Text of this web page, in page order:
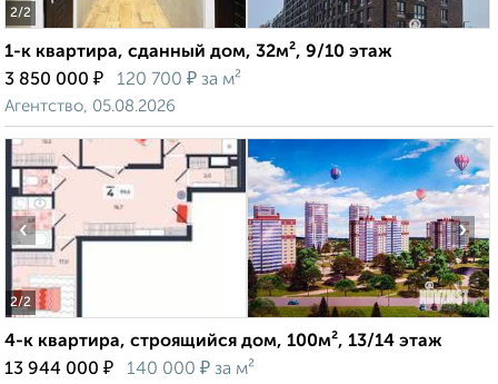
2/2
1-к квартира, сданный дом, 32м², 9/10 этаж
3 850 000 ₽ 120 700 ₽ за м²
Агентство, 05.08.2026
2/2
‹ ›
4-к квартира, строящийся дом, 100м², 13/14 этаж
13 944 000 ₽ 140 000 ₽ за м²